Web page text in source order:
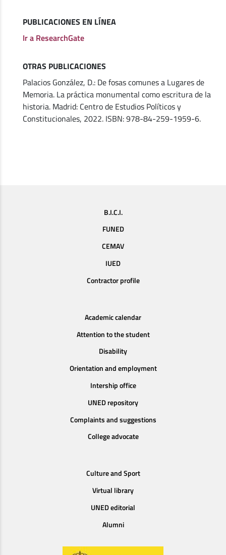
PUBLICACIONES EN LÍNEA
Ir a ResearchGate
OTRAS PUBLICACIONES
Palacios González, D.: De fosas comunes a Lugares de
Memoria. La práctica monumental como escritura de la
historia. Madrid: Centro de Estudios Políticos y
Constitucionales, 2022. ISBN: 978-84-259-1959-6.
B.I.C.I.
FUNED
CEMAV
IUED
Contractor profile
Academic calendar
Attention to the student
Disability
Orientation and employment
Intership office
UNED repository
Complaints and suggestions
College advocate
Culture and Sport
Virtual library
UNED editorial
Alumni